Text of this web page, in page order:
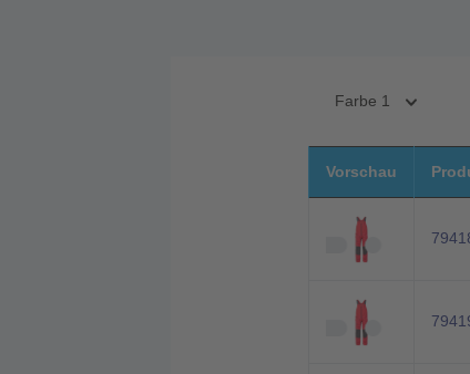
Farbe 1
Vorschau